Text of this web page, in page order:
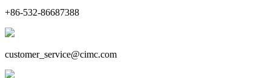
+86-532-86687388
customer_service@cimc.com